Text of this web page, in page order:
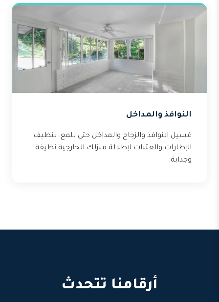
النوافذ والمداخل
غسيل النوافذ والزجاج والمداخل حتى تلمع. تنظيف
الإطارات والعتبات لإطلالة منزلك الخارجية نظيفة
وجذابة.
أرقامنا تتحدث